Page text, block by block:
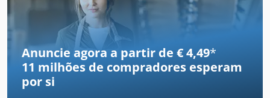
Mahomat
Manzoni
Maweg
Anuncie agora a partir de € 4,49*
11 milhões de compradores esperam
por si